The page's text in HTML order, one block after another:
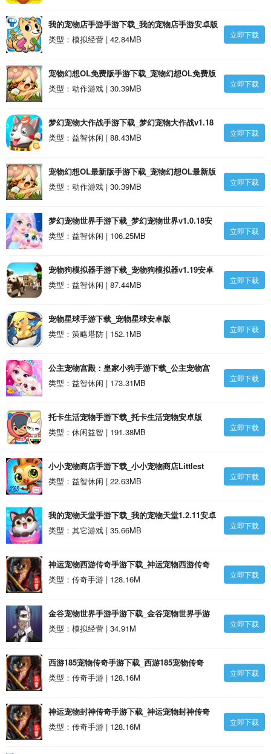
我的宠物店手游手游下载_我的宠物店手游安卓版
类型：模拟经营 | 42.84MB
立即下载
宠物幻想OL免费版手游下载_宠物幻想OL免费版
1.4安卓版
类型：动作游戏 | 30.39MB 立即下载
梦幻宠物大作战手游下载_梦幻宠物大作战v1.18
安卓版
类型：益智休闲 | 88.43MB 立即下载
宠物幻想OL最新版手游下载_宠物幻想OL最新版
1.4安卓版
类型：动作游戏 | 30.39MB 立即下载
梦幻宠物世界手游下载_梦幻宠物世界v1.0.18安
卓版
类型：益智休闲 | 106.25MB 立即下载
宠物狗模拟器手游下载_宠物狗模拟器v1.19安卓
版
类型：益智休闲 | 87.44MB 立即下载
宠物星球手游下载_宠物星球安卓版
类型：策略塔防 | 152.1MB
立即下载
公主宠物宫殿：皇家小狗手游下载_公主宠物宫
殿：皇家小狗1.4安卓版
类型：益智休闲 | 173.31MB 立即下载
托卡生活宠物手游下载_托卡生活宠物安卓版
类型：休闲益智 | 191.38MB
立即下载
小小宠物商店手游下载_小小宠物商店Littlest
Pet Shop v1.6.11安卓版
类型：益智休闲 | 22.63MB 立即下载
我的宠物天堂手游下载_我的宠物天堂1.2.11安卓
版
类型：其它游戏 | 35.66MB 立即下载
神运宠物西游传奇手游下载_神运宠物西游传奇
v4.5.0安卓版
类型：传奇手游 | 128.16M 立即下载
金谷宠物世界手游手游下载_金谷宠物世界手游
v1.00 安卓版
类型：模拟经营 | 34.91M 立即下载
西游185宠物传奇手游下载_西游185宠物传奇
v4.5.0安卓版
类型：传奇手游 | 128.16M 立即下载
神运宠物封神传奇手游下载_神运宠物封神传奇
v4.5.0安卓版
类型：传奇手游 | 128.16M 立即下载